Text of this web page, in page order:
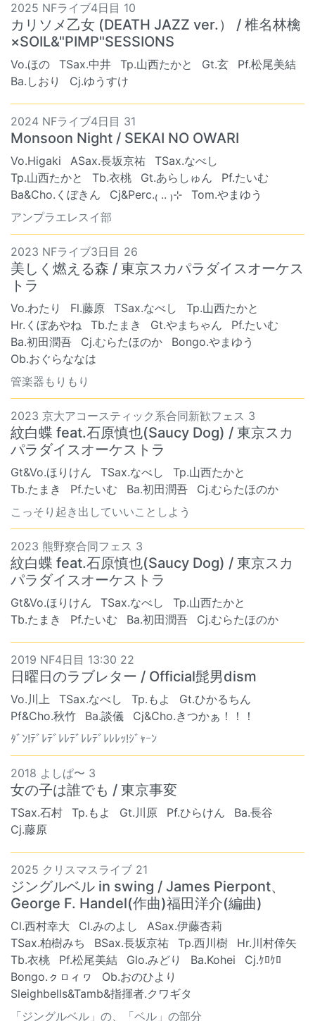
2025 NFライブ4日目 10
カリソメ乙女 (DEATH JAZZ ver.） / 椎名林檎
×SOIL&"PIMP"SESSIONS
Vo.ほの TSax.中井 Tp.山西たかと Gt.玄
Pf.松尾美結
Ba.しおり
Cj.ゆうすけ
2024 NFライブ4日目 31
Monsoon Night / SEKAI NO OWARI
Vo.Higaki ASax.長坂京祐
TSax.なべし
Tp.山西たかと
Tb.衣桃 Gt.あらしゅん
Pf.たいむ
Ba&Cho.くぼきん
Cj&Perc.₍ .. ₎⊹
Tom.やまゆう
アンプラエレスイ部
2023 NFライブ3日目 26
美しく燃える森 / 東京スカパラダイスオーケス
トラ
Vo.わたり Fl.藤原 TSax.なべし
Tp.山西たかと
Hr.くぼあやね
Tb.たまき Gt.やまちゃん
Pf.たいむ
Ba.初田潤吾
Cj.むらたほのか
Bongo.やまゆう
Ob.おぐらななは
管楽器もりもり
2023 京大アコースティック系合同新歓フェス 3
紋白蝶 feat.石原慎也(Saucy Dog) / 東京スカ
パラダイスオーケストラ
Gt&Vo.ほりけん TSax.なべし
Tp.山西たかと
Tb.たまき
Pf.たいむ Ba.初田潤吾
Cj.むらたほのか
こっそり起き出していいことしよう
2023 熊野寮合同フェス 3
紋白蝶 feat.石原慎也(Saucy Dog) / 東京スカ
パラダイスオーケストラ
Gt&Vo.ほりけん TSax.なべし
Tp.山西たかと
Tb.たまき
Pf.たいむ Ba.初田潤吾 Cj.むらたほのか
2019 NF4日目 13:30 22
日曜日のラブレター / Official髭男dism
Vo.川上 TSax.なべし Tp.もよ
Gt.ひかるちん
Pf&Cho.秋竹
Ba.談儀
Cj&Cho.きつかぁ！！！
ﾀﾞﾝ!ﾃﾞﾚﾃﾞﾚﾚﾃﾞﾚﾚﾃﾞﾚﾚﾚｯ!ｼﾞｬｰﾝ
2018 よしぱ〜 3
女の子は誰でも / 東京事変
TSax.石村 Tp.もよ Gt.川原 Pf.ひらけん
Ba.長谷
Cj.藤原
2025 クリスマスライブ 21
ジングルベル in swing / James Pierpont、
George F. Handel(作曲)福田洋介(編曲)
Cl.西村幸大 Cl.みのよし
ASax.伊藤杏莉
TSax.柏樹みち
BSax.長坂京祐 Tp.西川樹
Hr.川村倖矢
Tb.衣桃
Pf.松尾美結 Glo.みどり Ba.Kohei
Cj.ｹﾛｹﾛ
Bongo.ㇰㇿィヮ
Ob.おのひより
Sleighbells&Tamb&指揮者.クワギタ
「ジングルベル」の、「ベル」の部分